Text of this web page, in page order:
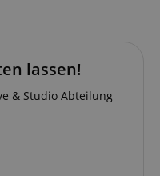
lassen!
& Studio Abteilung